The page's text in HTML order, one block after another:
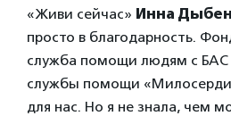
«Живи сейчас» Инна
просто в благодарность.
служба помощи людям с БАС
службы помощи
для нас. Но я не знала, чем